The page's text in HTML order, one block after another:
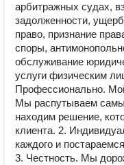
арбитражных судах,
задолженности,
право, признание
споры,
обслуживание
услуги физическим
Профессионально.
Мы распутываем
находим решение,
клиента. 2.
каждого и
3. Честность. Мы